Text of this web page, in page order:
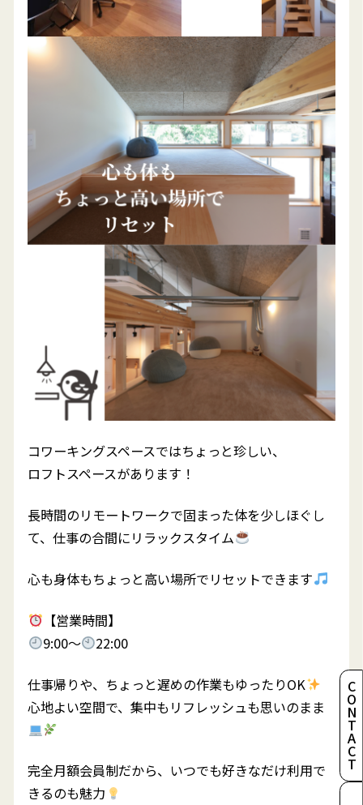
CONTACT
コワーキングスペースではちょっと珍しい、
ロフトスペースがあります！
長時間のリモートワークで固まった体を少しほぐし
て、仕事の合間にリラックスタイム
心も身体もちょっと高い場所でリセットできます
【営業時間】
9:00～
22:00
仕事帰りや、ちょっと遅めの作業もゆったりOK
心地よい空間で、集中もリフレッシュも思いのまま
完全月額会員制だから、いつでも好きなだけ利用で
きるのも魅力